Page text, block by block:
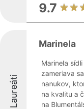
9.7
Laureáti
Marinela
Marinela
zameriava
nanukov,
na kvalitu a
na